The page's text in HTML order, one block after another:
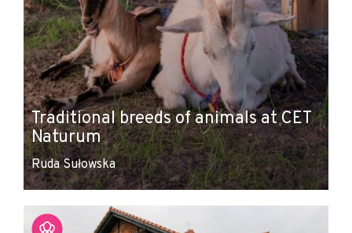
Traditional breeds of animals at CET
Naturum
Ruda Sułowska